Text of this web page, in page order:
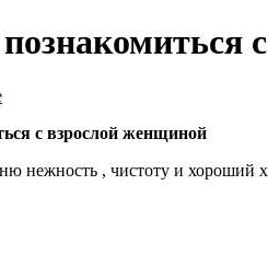
с взрослой женщиной
нежность , чистоту и хороший